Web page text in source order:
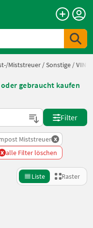
Miststreuer /Sonstige /VIN
gebraucht kaufen
Filter
Miststreuer x
x alle Filter löschen
Liste Raster